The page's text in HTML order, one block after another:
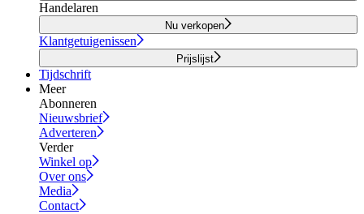
Handelaren
Nu verkopen
Klantgetuigenissen
Prijslijst
Tijdschrift
Meer
Abonneren
Nieuwsbrief
Adverteren
Verder
Winkel op
Over ons
Media
Contact